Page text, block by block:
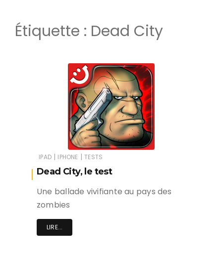
Étiquette : Dead City
IPAD | IPHONE | TESTS
Dead City, le test
Une ballade vivifiante au pays des
zombies
LIRE...